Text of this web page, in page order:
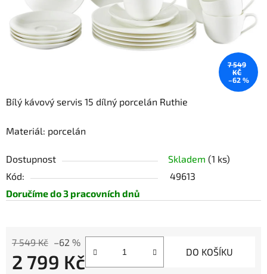
Bílý kávový servis 15 dílný porcelán Ruthie
Materiál: porcelán
Dostupnost Skladem (1 ks)
Kód:
49613
Doručíme do 3 pracovních dnů
7 549 Kč –62 %
2 799 Kč DO KOŠÍKU
7 549
KČ
–62 %